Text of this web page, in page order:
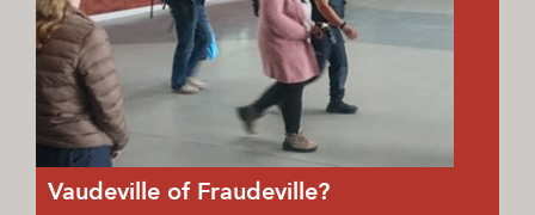
Vaudeville of Fraudeville?